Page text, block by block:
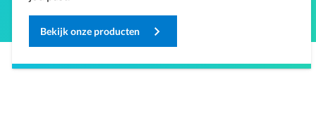
Bekijk onze producten